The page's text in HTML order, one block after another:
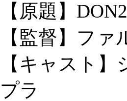
【原題】DON2
【監督】フ
【キャスト
プラ